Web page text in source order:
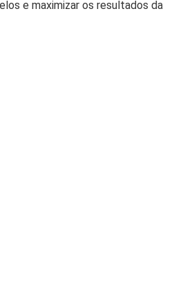
e maximizar os resultados da